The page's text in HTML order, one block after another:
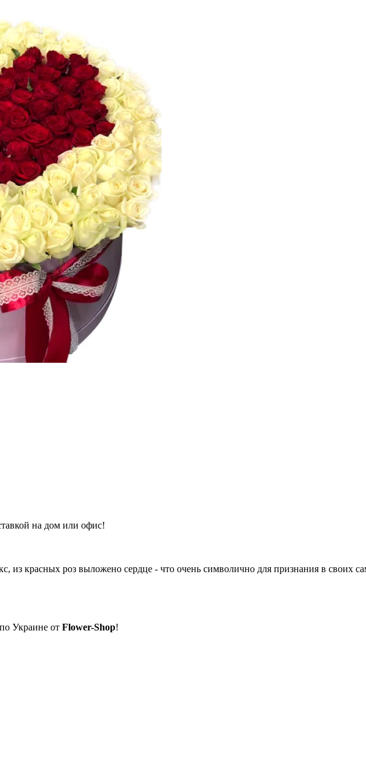
на дом или офис!
из красных роз выложено сердце - что очень символично для признания в своих
Украине от Flower-Shop!